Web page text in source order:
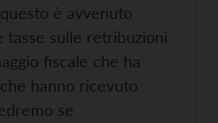
è avvenuto
tasse sulle retribuzioni
fiscale che ha
hanno ricevuto
se